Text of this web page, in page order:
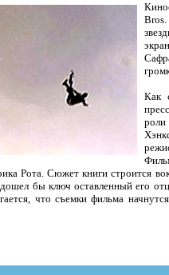
Как
Рота. Сюжет книги строится
бы ключ оставленный его
что съемки фильма